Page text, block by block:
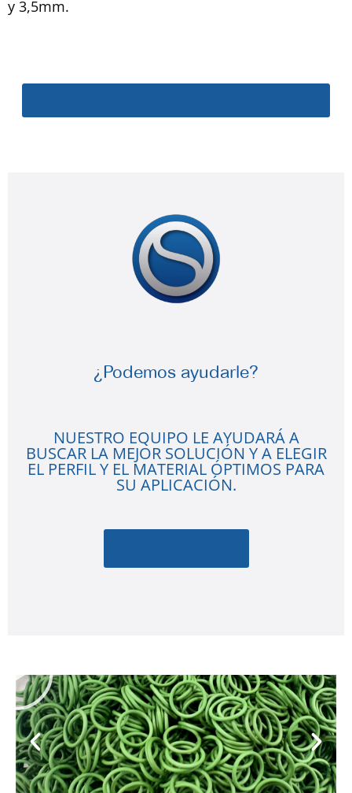
y 3,5mm.
¿Podemos ayudarle?
NUESTRO EQUIPO LE AYUDARÁ A
BUSCAR LA MEJOR SOLUCIÓN Y A ELEGIR
EL PERFIL Y EL MATERIAL ÓPTIMOS PARA
SU APLICACIÓN.